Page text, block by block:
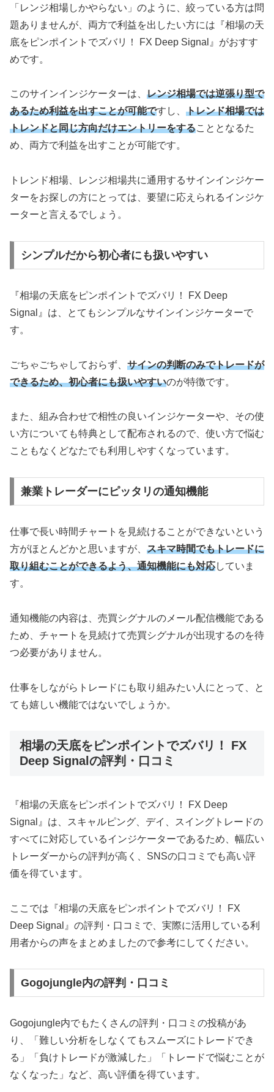
「レンジ相場しかやらない」のように、絞っている方は問
題ありませんが、両方で利益を出したい方には『相場の天
底をピンポイントでズバリ！ FX Deep Signal』がおすす
めです。
このサインインジケーターは、 レンジ相場では逆張り型で
あるため利益を出すことが可能ですし、 トレンド相場では
トレンドと同じ方向だけエントリーをすることとなるた
め、両方で利益を出すことが可能です。
トレンド相場、レンジ相場共に通用するサインインジケー
ターをお探しの方にとっては、要望に応えられるインジケ
ーターと言えるでしょう。
シンプルだから初心者にも扱いやすい
『相場の天底をピンポイントでズバリ！ FX Deep
Signal』は、とてもシンプルなサインインジケーターで
す。
ごちゃごちゃしておらず、 サインの判断のみでトレードが
できるため、初心者にも扱いやすいのが特徴です。
また、組み合わせで相性の良いインジケーターや、その使
い方についても特典として配布されるので、使い方で悩む
こともなくどなたでも利用しやすくなっています。
兼業トレーダーにピッタリの通知機能
仕事で長い時間チャートを見続けることができないという
方がほとんどかと思いますが、 スキマ時間でもトレードに
取り組むことができるよう、通知機能にも対応していま
す。
通知機能の内容は、売買シグナルのメール配信機能である
ため、チャートを見続けて売買シグナルが出現するのを待
つ必要がありません。
仕事をしながらトレードにも取り組みたい人にとって、と
ても嬉しい機能ではないでしょうか。
相場の天底をピンポイントでズバリ！ FX
Deep Signalの評判・口コミ
『相場の天底をピンポイントでズバリ！ FX Deep
Signal』は、スキャルピング、デイ、スイングトレードの
すべてに対応しているインジケーターであるため、幅広い
トレーダーからの評判が高く、SNSの口コミでも高い評
価を得ています。
ここでは『相場の天底をピンポイントでズバリ！ FX
Deep Signal』の評判・口コミで、実際に活用している利
用者からの声をまとめましたので参考にしてください。
Gogojungle内の評判・口コミ
Gogojungle内でもたくさんの評判・口コミの投稿があ
り、「難しい分析をしなくてもスムーズにトレードでき
る」「負けトレードが激減した」「トレードで悩むことが
なくなった」など、高い評価を得ています。